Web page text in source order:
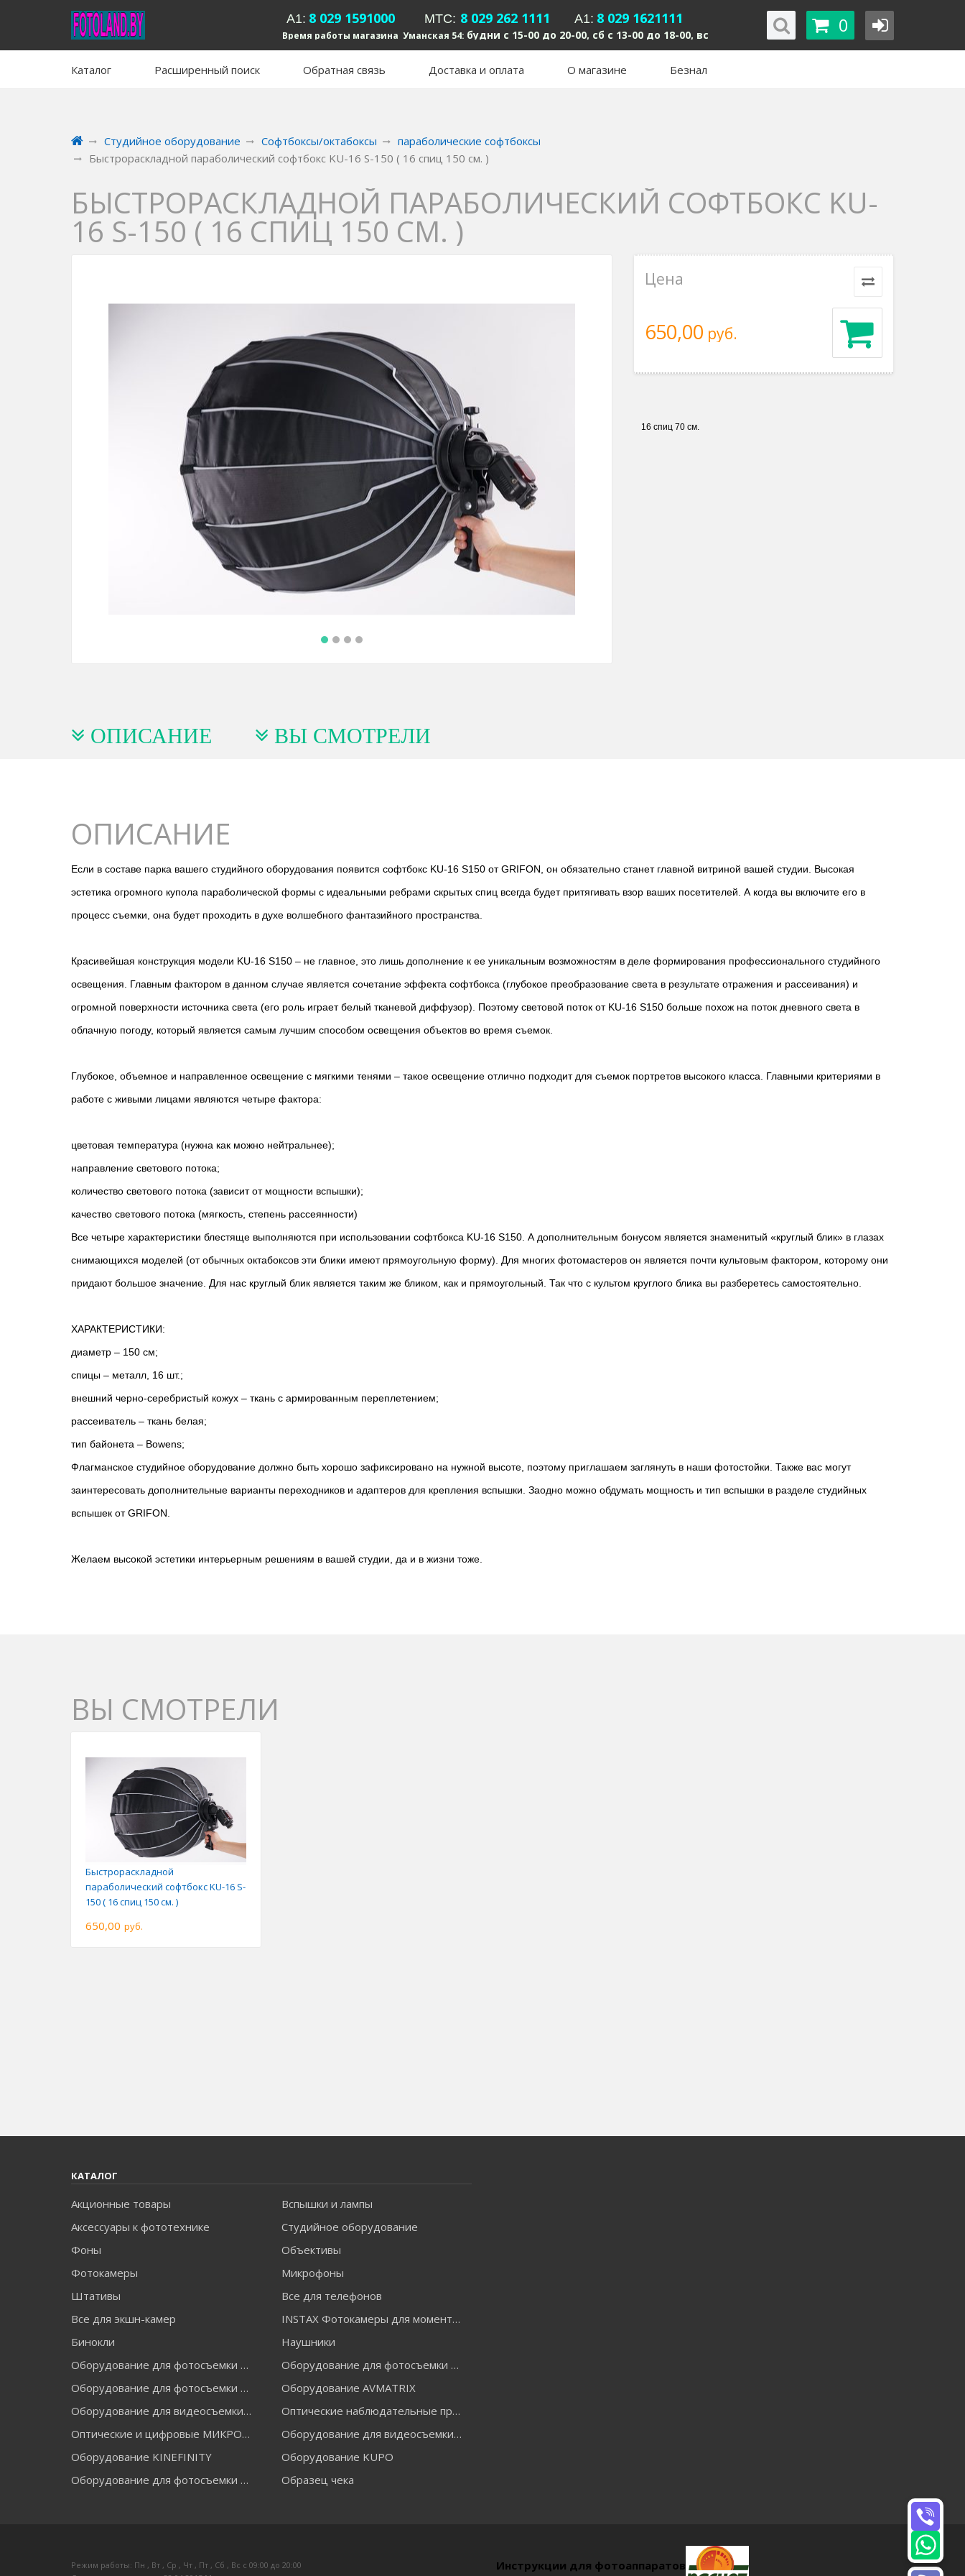
А1: 8 029 1591000 MTC: 8 029 262 1111 А1: 8 029 1621111
Время работы магазина Уманская 54: будни с 15-00 до 20-00, сб с 13-00 до 18-00, вс
вых
0
Каталог Расширенный поиск Обратная связь Доставка и оплата О магазине Безнал
Студийное оборудование Софтбоксы/октабоксы
параболические софтбоксы
Быстрораскладной параболический софтбокс KU-16 S-150 ( 16 спиц 150 см. )
БЫСТРОРАСКЛАДНОЙ ПАРАБОЛИЧЕСКИЙ СОФТБОКС KU-
16 S-150 ( 16 СПИЦ 150 СМ. )
Цена
650,00 руб.
16 спиц 70 см.
ОПИСАНИЕ ВЫ СМОТРЕЛИ
ОПИСАНИЕ
Если в составе парка вашего студийного оборудования появится софтбокс KU-16 S150 от GRIFON, он обязательно станет главной витриной вашей студии. Высокая
эстетика огромного купола параболической формы с идеальными ребрами скрытых спиц всегда будет притягивать взор ваших посетителей. А когда вы включите его в
процесс съемки, она будет проходить в духе волшебного фантазийного пространства.
Красивейшая конструкция модели KU-16 S150 – не главное, это лишь дополнение к ее уникальным возможностям в деле формирования профессионального студийного
освещения. Главным фактором в данном случае является сочетание эффекта софтбокса (глубокое преобразование света в результате отражения и рассеивания) и
огромной поверхности источника света (его роль играет белый тканевой диффузор). Поэтому световой поток от KU-16 S150 больше похож на поток дневного света в
облачную погоду, который является самым лучшим способом освещения объектов во время съемок.
Глубокое, объемное и направленное освещение с мягкими тенями – такое освещение отлично подходит для съемок портретов высокого класса. Главными критериями в
работе с живыми лицами являются четыре фактора:
цветовая температура (нужна как можно нейтральнее);
направление светового потока;
количество светового потока (зависит от мощности вспышки);
качество светового потока (мягкость, степень рассеянности)
Все четыре характеристики блестяще выполняются при использовании софтбокса KU-16 S150. А дополнительным бонусом является знаменитый «круглый блик» в глазах
снимающихся моделей (от обычных октабоксов эти блики имеют прямоугольную форму). Для многих фотомастеров он является почти культовым фактором, которому они
придают большое значение. Для нас круглый блик является таким же бликом, как и прямоугольный. Так что с культом круглого блика вы разберетесь самостоятельно.
ХАРАКТЕРИСТИКИ:
диаметр – 150 см;
спицы – металл, 16 шт.;
внешний черно-серебристый кожух – ткань с армированным переплетением;
рассеиватель – ткань белая;
тип байонета – Bowens;
Флагманское студийное оборудование должно быть хорошо зафиксировано на нужной высоте, поэтому приглашаем заглянуть в наши фотостойки. Также вас могут
заинтересовать дополнительные варианты переходников и адаптеров для крепления вспышки. Заодно можно обдумать мощность и тип вспышки в разделе студийных
вспышек от GRIFON.
Желаем высокой эстетики интерьерным решениям в вашей студии, да и в жизни тоже.
ВЫ СМОТРЕЛИ
Быстрораскладной
параболический софтбокс KU-16 S-
150 ( 16 спиц 150 см. )
650,00 руб.
КАТАЛОГ
Акционные товары
Вспышки и лампы
Аксессуары к фототехнике
Студийное оборудование
Фоны
Объективы
Фотокамеры
Микрофоны
Штативы
Все для телефонов
Все для экшн-камер
INSTAX Фотокамеры для моментальной печати и аксессуары
Бинокли
Наушники
Оборудование для фотосъемки FALCON EYES
Оборудование для фотосъемки GODOX
Оборудование для фотосъемки GRIFON
Оборудование AVMATRIX
Оборудование для видеосъемки GREENBEAN
Оптические наблюдательные приборы
Оптические и цифровые МИКРОСКОПЫ "МИКРОМЕД"
Оборудование для видеосъемки ACCSOON
Оборудование KINEFINITY
Оборудование KUPO
Оборудование для фотосъемки RAYLAB
Образец чека
Режим работы: Пн , Вт , Ср , Чт , Пт , Сб , Вс c 09:00 до 20:00
Инструкции для фотоаппаратов